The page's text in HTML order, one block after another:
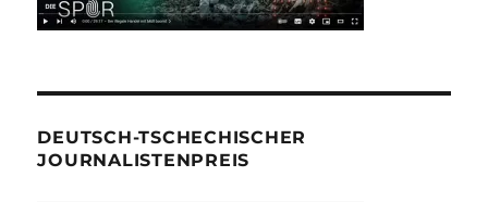
DEUTSCH-TSCHECHISCHER
JOURNALISTENPREIS